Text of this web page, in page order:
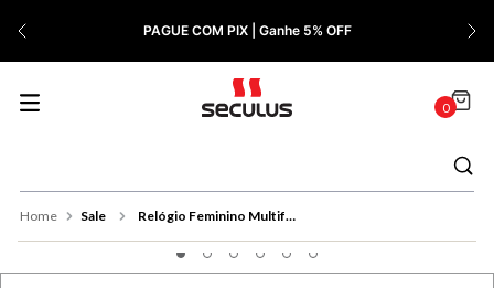
PAGUE COM PIX | Ganhe 5% OFF
0
Sale Relógio Feminino Multifunção Cristais Prata
9º